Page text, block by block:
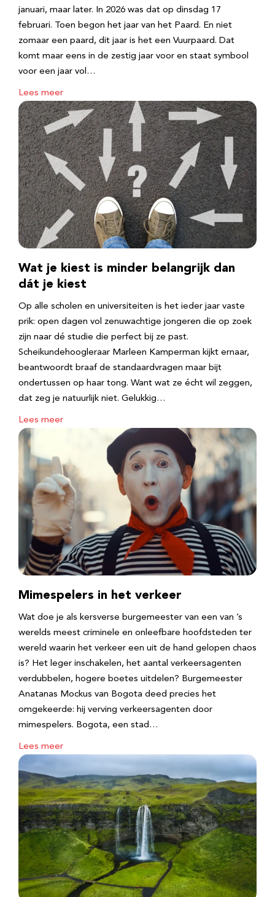
januari, maar later. In 2026 was dat op dinsdag 17
februari. Toen begon het jaar van het Paard. En niet
zomaar een paard, dit jaar is het een Vuurpaard. Dat
komt maar eens in de zestig jaar voor en staat symbool
voor een jaar vol…
Lees meer
Wat je kiest is minder belangrijk dan
dát je kiest
Op alle scholen en universiteiten is het ieder jaar vaste
prik: open dagen vol zenuwachtige jongeren die op zoek
zijn naar dé studie die perfect bij ze past.
Scheikundehoogleraar Marleen Kamperman kijkt ernaar,
beantwoordt braaf de standaardvragen maar bijt
ondertussen op haar tong. Want wat ze écht wil zeggen,
dat zeg je natuurlijk niet. Gelukkig…
Lees meer
Mimespelers in het verkeer
Wat doe je als kersverse burgemeester van een van ’s
werelds meest criminele en onleefbare hoofdsteden ter
wereld waarin het verkeer een uit de hand gelopen chaos
is? Het leger inschakelen, het aantal verkeersagenten
verdubbelen, hogere boetes uitdelen? Burgemeester
Anatanas Mockus van Bogota deed precies het
omgekeerde: hij verving verkeersagenten door
mimespelers. Bogota, een stad…
Lees meer